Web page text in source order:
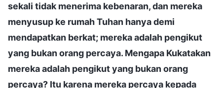
sekali tidak menerima kebenaran, dan mereka
menyusup ke rumah Tuhan hanya demi
mendapatkan berkat; mereka adalah pengikut
yang bukan orang percaya. Mengapa Kukatakan
mereka adalah pengikut yang bukan orang
percaya? Itu karena mereka percaya kepada